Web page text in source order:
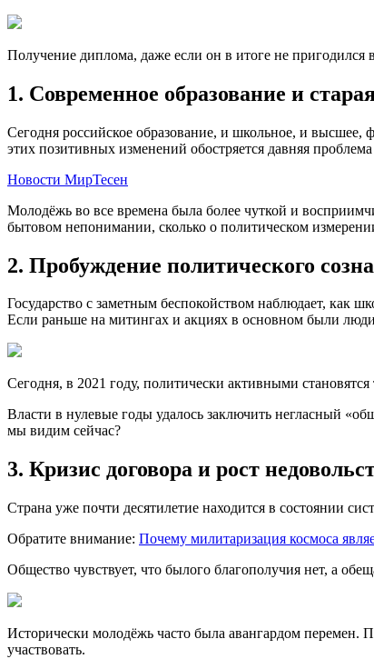
Получение диплома, даже если он в итоге не
1. Современное образование и
Сегодня российское образование, и школьное, и
этих позитивных изменений обостряется давняя
Новости МирТесен
Молодёжь во все времена была более чуткой и
бытовом непонимании, сколько о политическом
2. Пробуждение политического
Государство с заметным беспокойством наблюдает, как
Если раньше на митингах и акциях в основном были
Сегодня, в 2021 году, политически активными
Власти в нулевые годы удалось заключить негласный
мы видим сейчас?
3. Кризис договора и рост
Страна уже почти десятилетие находится в состоянии
Обратите внимание: Почему милитаризация космоса
Общество чувствует, что былого благополучия нет, а
Исторически молодёжь часто была авангардом
участвовать.